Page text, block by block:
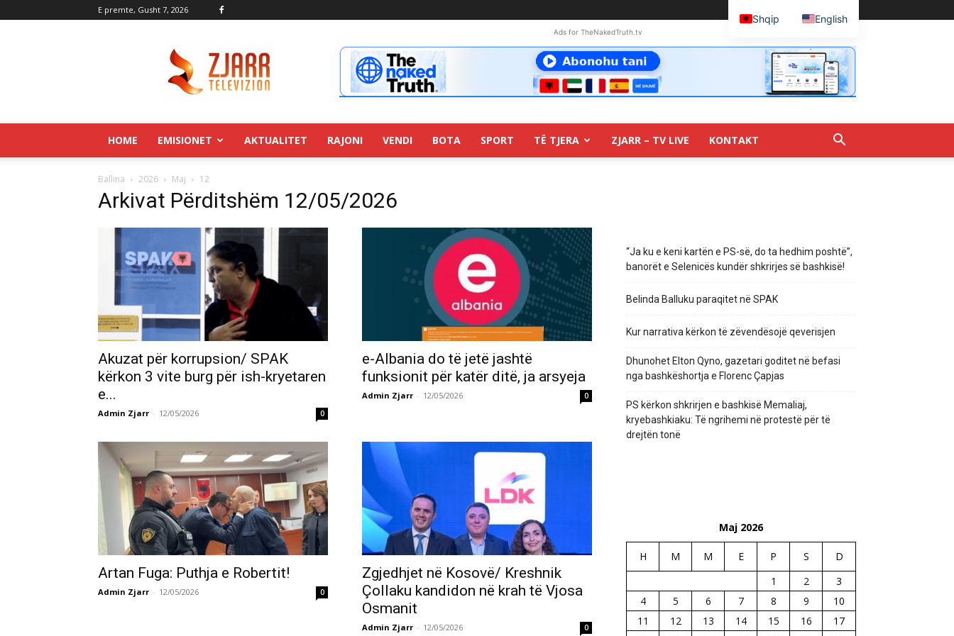
E premte, Gusht 7, 2026
Ads for TheNakedTruth.tv
HOME EMISIONET AKTUALITET RAJONI VENDI BOTA SPORT TË TJERA ZJARR – TV LIVE KONTAKT
Ballina 2026 Maj 12
Arkivat Përditshëm 12/05/2026
Akuzat për korrupsion/ SPAK
kërkon 3 vite burg për ish-kryetaren
e...
Admin Zjarr - 12/05/2026 0
e-Albania do të jetë jashtë
funksionit për katër ditë, ja arsyeja
Admin Zjarr - 12/05/2026 0
Artan Fuga: Puthja e Robertit!
Admin Zjarr - 12/05/2026 0
Zgjedhjet në Kosovë/ Kreshnik
Çollaku kandidon në krah të Vjosa
Osmanit
Admin Zjarr - 12/05/2026 0
“Ja ku e keni kartën e PS-së, do ta hedhim poshtë”,
banorët e Selenicës kundër shkrirjes së bashkisë!
Belinda Balluku paraqitet në SPAK
Kur narrativa kërkon të zëvendësojë qeverisjen
Dhunohet Elton Qyno, gazetari goditet në befasi
nga bashkëshortja e Florenc Çapjas
PS kërkon shkrirjen e bashkisë Memaliaj,
kryebashkiaku: Të ngrihemi në protestë për të
drejtën tonë
Maj 2026
H M M E P S
D
1
2
3
4
5 6 7 8 9
10
11
12 13 14 15 16
17
Shqip English